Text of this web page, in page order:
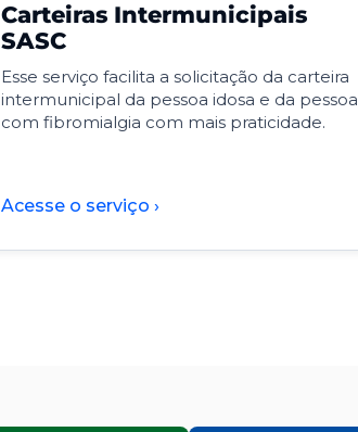
Carteiras Intermunicipais
SASC
Esse serviço facilita a solicitação da carteira
intermunicipal da pessoa idosa e da pessoa
com fibromialgia com mais praticidade.
Acesse o serviço ›